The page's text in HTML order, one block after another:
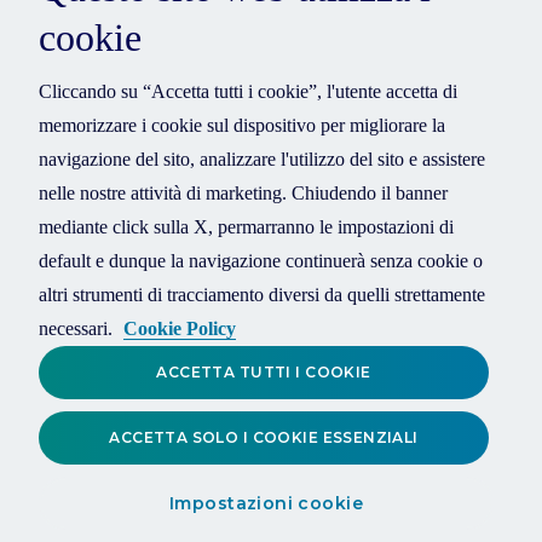
cookie
Cliccando su “Accetta tutti i cookie”, l'utente accetta di
memorizzare i cookie sul dispositivo per migliorare la
navigazione del sito, analizzare l'utilizzo del sito e assistere
nelle nostre attività di marketing. Chiudendo il banner
mediante click sulla X, permarranno le impostazioni di
default e dunque la navigazione continuerà senza cookie o
altri strumenti di tracciamento diversi da quelli strettamente
necessari. Cookie Policy
Impostazioni cookie
ACCETTA SOLO I COOKIE ESSENZIALI
ACCETTA TUTTI I COOKIE